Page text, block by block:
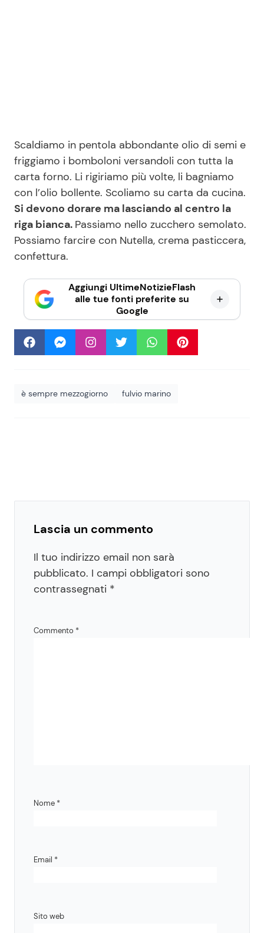
Scaldiamo in pentola abbondante olio di semi e
friggiamo i bomboloni versandoli con tutta la
carta forno. Li rigiriamo più volte, li bagniamo
con l’olio bollente. Scoliamo su carta da cucina.
Si devono dorare ma lasciando al centro la
riga bianca. Passiamo nello zucchero semolato.
Possiamo farcire con Nutella, crema pasticcera,
confettura.
Aggiungi UltimeNotizieFlash
alle tue fonti preferite su
Google
è sempre mezzogiorno fulvio marino
Lascia un commento
Il tuo indirizzo email non sarà
pubblicato. I campi obbligatori sono
contrassegnati *
Commento *
Nome *
Email *
Sito web